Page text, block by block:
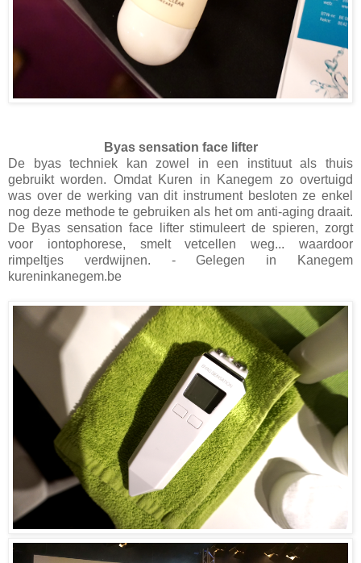
Byas sensation face lifter
De byas techniek kan zowel in een instituut als thuis
gebruikt worden. Omdat Kuren in Kanegem zo overtuigd
was over de werking van dit instrument besloten ze enkel
nog deze methode te gebruiken als het om anti-aging draait.
De Byas sensation face lifter stimuleert de spieren, zorgt
voor iontophorese, smelt vetcellen weg... waardoor
rimpeltjes verdwijnen. - Gelegen in Kanegem
kureninkanegem.be